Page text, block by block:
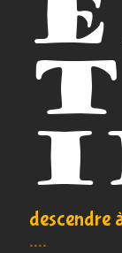
descendre
....